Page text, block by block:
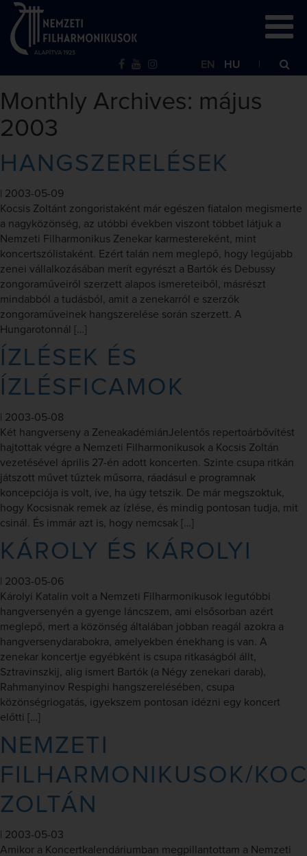
EN HU
Monthly Archives: május
2003
HANGSZERELÉSEK
2003-05-09
Kocsis Zoltánt zongoristaként már egészen fiatalon megismerte
a nagyközönség, az utóbbi években viszont többet látjuk a
Nemzeti Filharmonikus Zenekar karmestereként, mint
koncertszólistaként. Ezért talán nem meglepő, hogy legújabb
zenei vállalkozásában merít egyrészt a Bartók és Debussy
zongoraműveiről szerzett alapos ismereteiből, másrészt
mindabból a tudásból, amit a zenekarról e szerzők
zongoraműveinek hangszerelése során szerzett. A
Hungarotonnál […]
ÍZLÉSEK ÉS
ÍZLÉSFICAMOK
2003-05-08
Két hangverseny a ZeneakadémiánJelentős repertoárbővítést
hajtottak végre a Nemzeti Filharmonikusok a Kocsis Zoltán
vezetésével április 27-én adott koncerten. Szinte csupa ritkán
játszott művet tűztek műsorra, ráadásul e programnak
koncepciója is volt, íve, ha úgy tetszik. De már megszoktuk,
hogy Kocsisnak remek az ízlése, és mindig pontosan tudja, mit
csinál. És immár azt is, hogy nemcsak […]
KÁROLY ÉS KÁROLYI
2003-05-06
Károlyi Katalin volt a Nemzeti Filharmonikusok legutóbbi
hangversenyén a gyenge láncszem, ami elsősorban azért
meglepő, mert a közönség általában jobban reagál azokra a
hangversenydarabokra, amelyekben énekhang is van. A
zenekar koncertje egyébként is csupa ritkaságból állt,
Sztravinszkij, alig ismert Bartók (a Négy zenekari darab),
Rahmanyinov Respighi hangszerelésében, csupa
közönségriogatás, igyekszem pontosan idézni egy koncert
előtti […]
NEMZETI
FILHARMONIKUSOK/
ZOLTÁN
2003-05-03
Amikor a Koncertkalendáriumban megpillantottam a Nemzeti